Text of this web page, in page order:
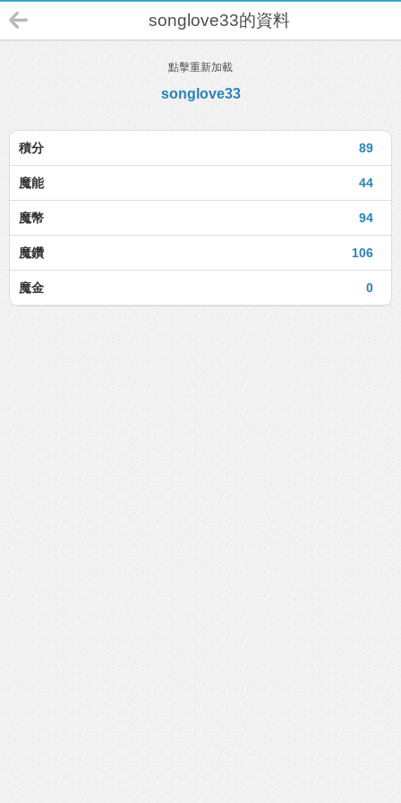
songlove33的資料
點擊重新加載
songlove33
89
積分
44
魔能
94
魔幣
106
魔鑽
0
魔金